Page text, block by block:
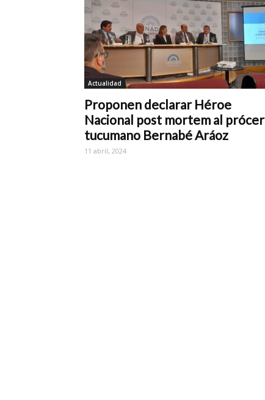
Actualidad
Proponen declarar Héroe
Nacional post mortem al prócer
tucumano Bernabé Aráoz
11 abril, 2024